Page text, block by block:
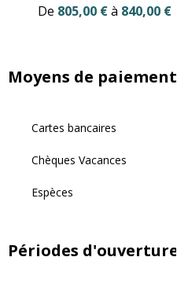
De 805,00 €à 840,00 €
Moyens de paiement
Cartes bancaires
Chèques Vacances
Espèces
Périodes d'ouverture